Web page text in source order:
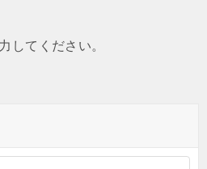
してください。